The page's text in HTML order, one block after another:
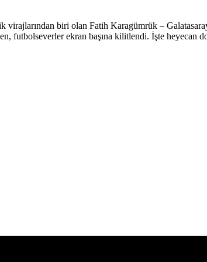
virajlarından biri olan Fatih Karagümrük –
futbolseverler ekran başına kilitlendi. İşte heyecan